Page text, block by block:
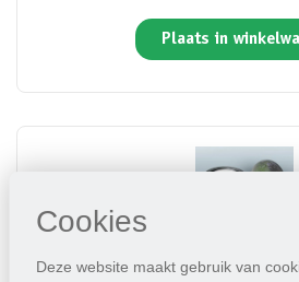
Cookies
Deze website maakt gebruik van
Plaats in